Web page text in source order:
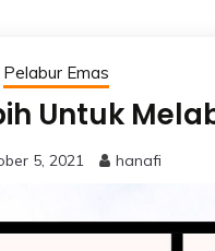
Pelabur Emas
Untuk
5, 2021 hanafi